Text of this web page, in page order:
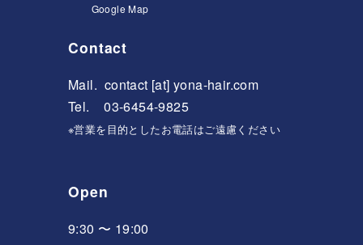
Google Map
Contact
Mail. contact [at] yona-hair.com
Tel. 03-6454-9825
※営業を目的としたお電話はご遠慮ください
Open
9:30 〜 19:00